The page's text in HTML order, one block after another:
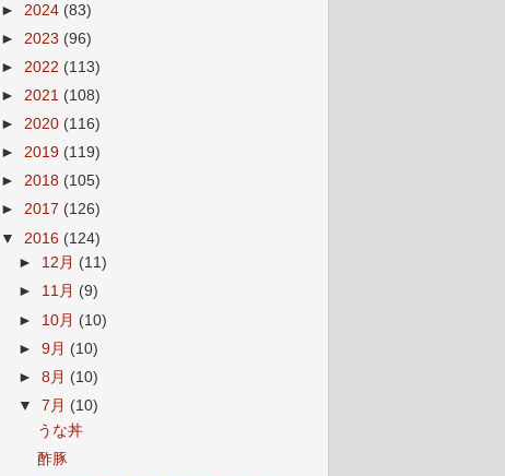
► 2024 (83)
► 2023 (96)
► 2022 (113)
► 2021 (108)
► 2020 (116)
► 2019 (119)
► 2018 (105)
► 2017 (126)
▼ 2016 (124)
► 12月 (11)
► 11月 (9)
► 10月 (10)
►9月 (10)
►8月 (10)
▼7月 (10)
うな丼
酢豚